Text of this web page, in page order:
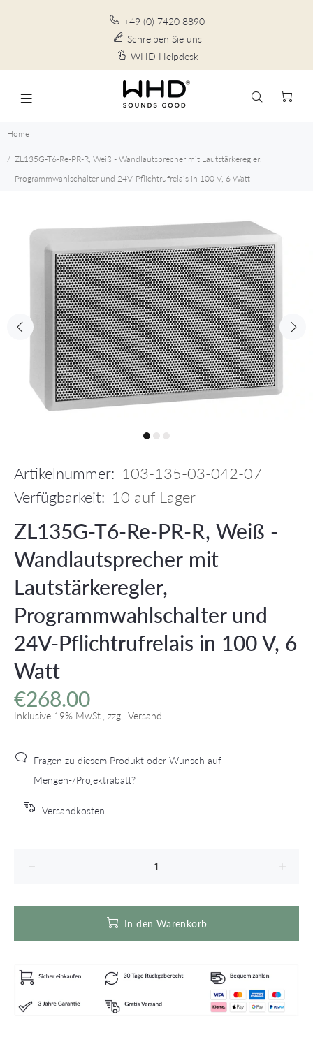
+49 (0) 7420 8890
Schreiben Sie uns
WHD Helpdesk
Home
ZL135G-T6-Re-PR-R, Weiß - Wandlautsprecher mit Lautstärkeregler,
Programmwahlschalter und 24V-Pflichtrufrelais in 100 V, 6 Watt
Artikelnummer: 103-135-03-042-07
Verfügbarkeit: 10 auf Lager
ZL135G-T6-Re-PR-R, Weiß -
Wandlautsprecher mit
Lautstärkeregler,
Programmwahlschalter und
24V-Pflichtrufrelais in 100 V, 6
Watt
€268.00
Inklusive 19% MwSt., zzgl. Versand
Fragen zu diesem Produkt oder Wunsch auf
Mengen-/Projektrabatt?
Versandkosten
In den Warenkorb